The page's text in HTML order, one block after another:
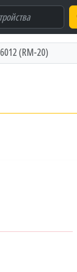
6012 (RM-20)